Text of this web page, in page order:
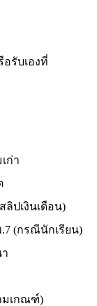
รับเองที่
ก่า
ลิปเงินเดือน)
(กรณีนักเรียน)
ามเกณฑ์)